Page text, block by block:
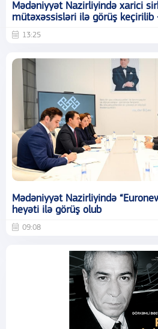
Mədəniyyət Nazirliyində xarici
mütəxəssisləri ilə görüş keçirilib
13:25
Mədəniyyət Nazirliyində
heyəti ilə görüş olub
09:08